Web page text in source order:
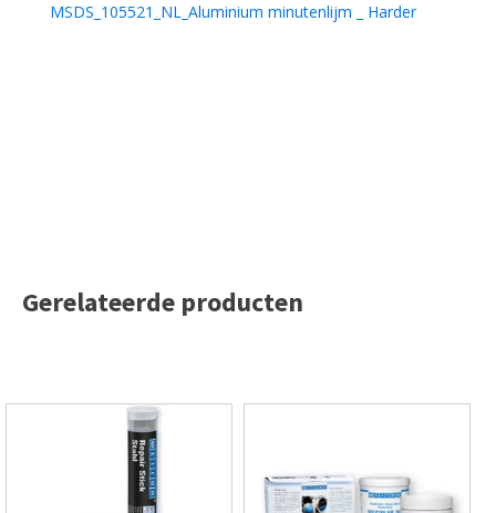
MSDS_105521_NL_Aluminium minutenlijm _ Harder
Gerelateerde producten
heeft
meerdere